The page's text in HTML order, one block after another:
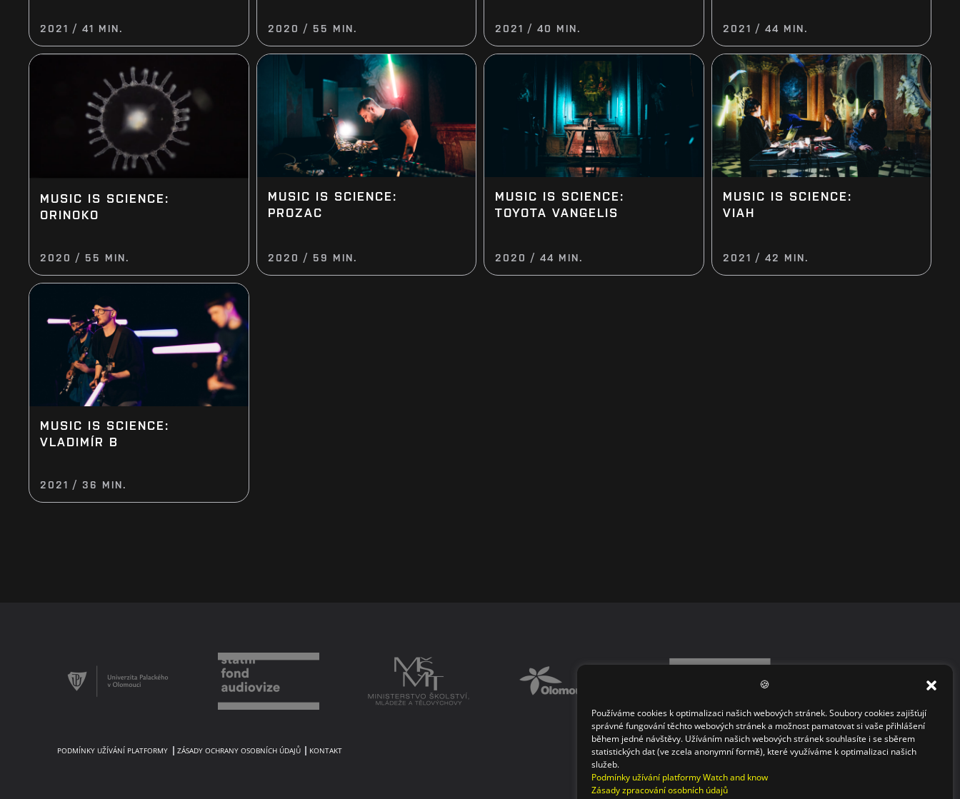
🍪
Používáme cookies k optimalizaci našich webových stránek. Soubory cookies zajišťují
správné fungování těchto webových stránek a možnost pamatovat si vaše přihlášení
během jedné návštěvy. Užíváním našich webových stránek souhlasíte i se sběrem
statistických dat (ve zcela anonymní formě), které využíváme k optimalizaci našich
služeb.
Podmínky užívání platformy Watch and know
Zásady zpracování osobních údajů
2021 / 41 MIN. 2020 / 55 MIN. 2021 / 40 MIN. 2021 / 44 MIN.
MUSIC IS SCIENCE:
ORINOKO
2020 / 55 MIN.
MUSIC IS SCIENCE:
PROZAC
2020 / 59 MIN.
MUSIC IS SCIENCE:
TOYOTA VANGELIS
2020 / 44 MIN.
MUSIC IS SCIENCE:
VIAH
2021 / 42 MIN.
MUSIC IS SCIENCE:
VLADIMÍR B
2021 / 36 MIN.
PODMÍNKY UŽÍVÁNÍ PLATFORMY ZÁSADY OCHRANY OSOBNÍCH ÚDAJŮ KONTAKT